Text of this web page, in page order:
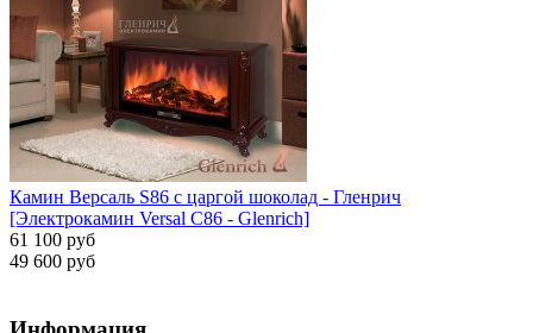
Камин Версаль S86 с царгой шоколад - Гленрич
[Электрокамин Versal С86 - Glenrich]
61 100 руб
49 600 руб